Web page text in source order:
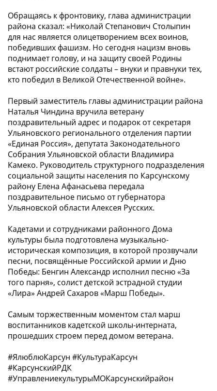
Обращаясь к фронтовику, глава администрации
района сказал: «Николай Степанович Столыпин
для нас является олицетворением всех воинов,
победивших фашизм. Но сегодня нацизм вновь
поднимает голову, и на защиту своей Родины
встают российские солдаты – внуки и правнуки тех,
кто победил в Великой Отечественной войне».
Первый заместитель главы администрации района
Наталья Чиндина вручила ветерану
поздравительный адрес и подарок от секретаря
Ульяновского регионального отделения партии
«Единая Россия», депутата Законодательного
Собрания Ульяновской области Владимира
Камеко. Руководитель структурного подразделения
социальной защиты населения по Карсунскому
району Елена Афанасьева передала
поздравительное письмо от губернатора
Ульяновской области Алексея Русских.
Кадетами и сотрудниками районного Дома
культуры была подготовлена музыкально-
историческая композиция, в которой прозвучали
песни, посвящённые Российской армии и Дню
Победы: Бенгин Александр исполнил песню «За
того парня», солист детской эстрадной студии
«Лира» Андрей Сахаров «Марш Победы».
Самым торжественным моментом стал марш
воспитанников кадетской школы-интерната,
прошедших строем перед домом ветерана.
#ЯлюблюКарсун #КультураКарсун
#КарсунскийРДК
#УправлениекультурыМОКарсунскийрайон